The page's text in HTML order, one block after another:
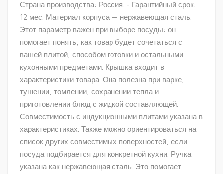
Страна производства: Россия. - Гарантийный срок:
12 мес. Материал корпуса — нержавеющая сталь.
Этот параметр важен при выборе посуды: он
помогает понять, как товар будет сочетаться с
вашей плитой, способом готовки и остальными
кухонными предметами. Крышка входит в
характеристики товара. Она полезна при варке,
тушении, томлении, сохранении тепла и
приготовлении блюд с жидкой составляющей.
Совместимость с индукционными плитами указана в
характеристиках. Также можно ориентироваться на
список других совместимых поверхностей, если
посуда подбирается для конкретной кухни. Ручка
указана как нержавеющая сталь. Это помогает